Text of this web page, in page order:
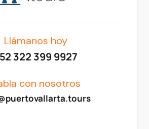
Llámanos hoy
322 399 9927
con nosotros